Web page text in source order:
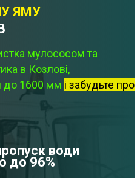
ЯМУ
мулососом та
в Козлові,
до 1600 мм і забудьте про
води
до 96%